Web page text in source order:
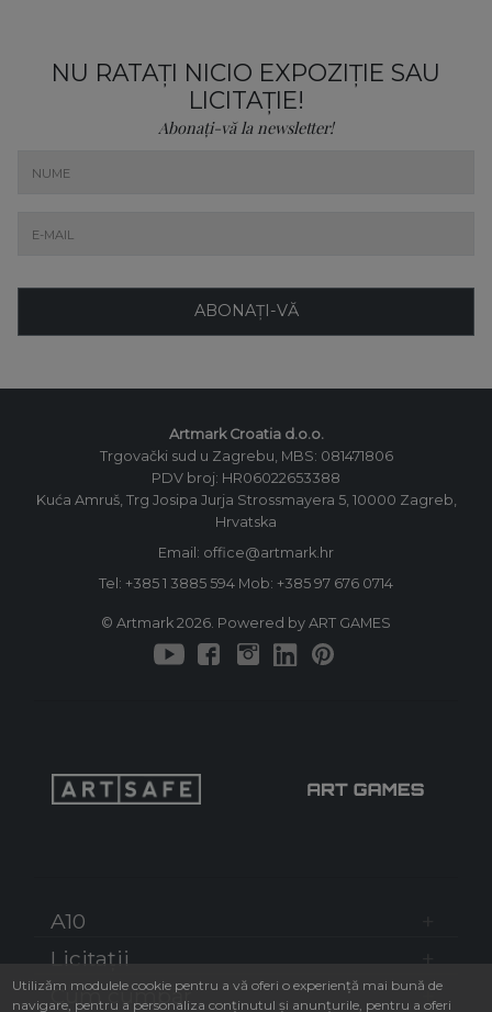
NU RATAȚI NICIO EXPOZIȚIE SAU
LICITAȚIE!
Abonați-vă la newsletter!
ABONAȚI-VĂ
Artmark Croatia d.o.o.
Trgovački sud u Zagrebu, MBS: 081471806
PDV broj: HR06022653388
Kuća Amruš, Trg Josipa Jurja Strossmayera 5, 10000 Zagreb,
Hrvatska
Email: office@artmark.hr
Tel: +385 1 3885 594 Mob: +385 97 676 0714
© Artmark 2026. Powered by ART GAMES
A10
Licitații
Cum cumpăr
Utilizăm modulele cookie pentru a vă oferi o experiență mai bună de
navigare, pentru a personaliza conținutul și anunțurile, pentru a oferi